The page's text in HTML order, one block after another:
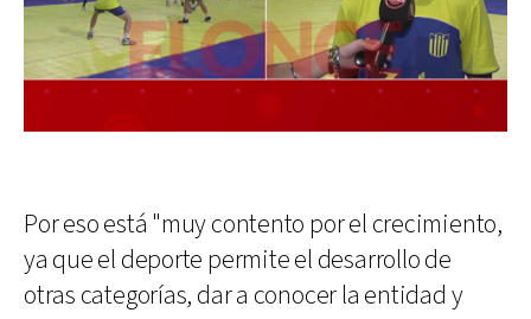
Por eso está "muy contento por el crecimiento,
ya que el deporte permite el desarrollo de
otras categorías, dar a conocer la entidad y